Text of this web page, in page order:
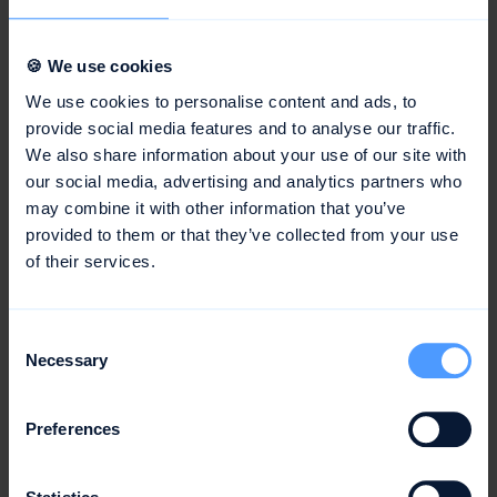
🍪 We use cookies
We use cookies to personalise content and ads, to
provide social media features and to analyse our traffic.
We also share information about your use of our site with
our social media, advertising and analytics partners who
may combine it with other information that you’ve
provided to them or that they’ve collected from your use
of their services.
Selection
Necessary
Preferences
des Teammanagements. Dadurch können Erfolge und
eingeleitet und die Zielerreichung überprüft werden.
Fazit
Teammanagement ist ein vielschichtiger und
umfassender Prozess, der die erfolgreiche
Zusammenarbeit und Zielerreichung im Team
Bedeutung effektiven Teammanagements und setzen
Teams zu unterstützen, zu fördern und zu motivieren.
Teamentwicklung, Motivation, Entscheidungsfindung und